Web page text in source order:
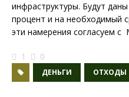
инфраструктуры. Будут
процент и на необходимый
эти намерения согласуем
1 0
ДЕНЬГИ ОТХОДЫ